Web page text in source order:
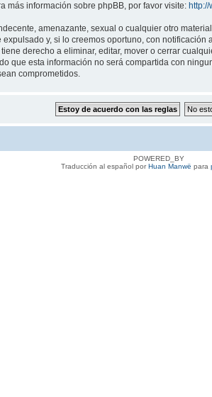
más información sobre phpBB, por favor visite:
amenazante, sexual o cualquier otro
y, si lo creemos oportuno, con
derecho a eliminar, editar, mover o cerrar
que esta información no será compartida con
comprometidos.
POWERED_BY
Traducción al español porHuan Manwë para